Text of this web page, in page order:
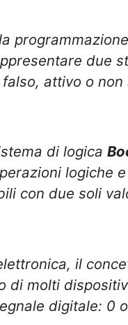
due
attivo o non
di logica
logiche
con due soli
il
di molti
digitale: 0 o